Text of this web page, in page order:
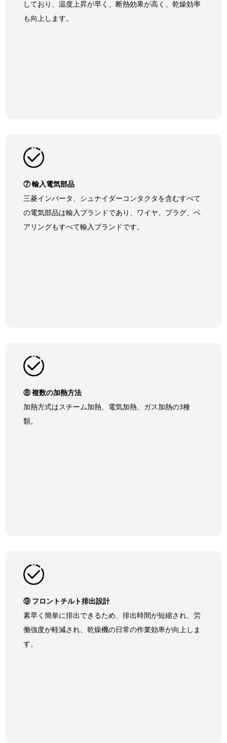
しており、温度上昇が早く、断熱効果が高く、乾燥効率
も向上します。
⑦ 輸入電気部品
三菱インバータ、シュナイダーコンタクタを含むすべて
の電気部品は輸入ブランドであり、ワイヤ、プラグ、ベ
アリングもすべて輸入ブランドです。
⑧ 複数の加熱方法
加熱方式はスチーム加熱、電気加熱、ガス加熱の3種
類。
⑨ フロントチルト排出設計
素早く簡単に排出できるため、排出時間が短縮され、労
働強度が軽減され、乾燥機の日常の作業効率が向上しま
す。